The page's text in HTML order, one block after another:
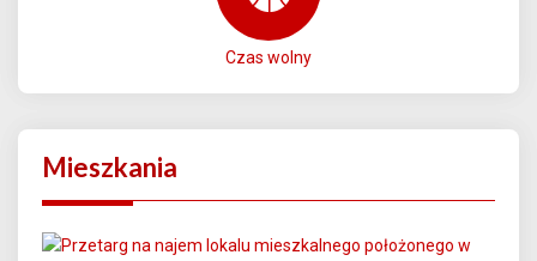
Czas wolny
Mieszkania